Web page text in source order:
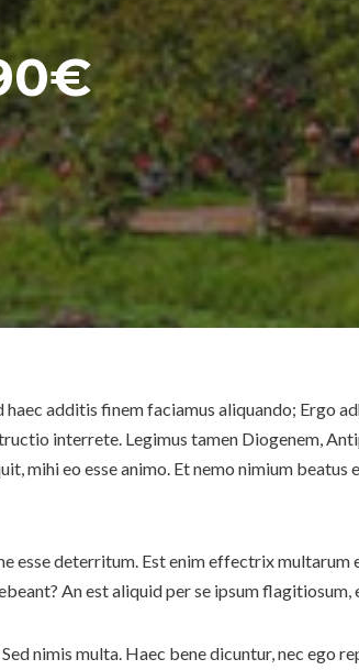
additis finem faciamus aliquando; Ergo
interrete. Legimus tamen Diogenem,
mihi eo esse animo. Et nemo nimium
esse deterritum. Est enim effectrix
An est aliquid per se ipsum
nimis multa. Haec bene dicuntur, nec ego